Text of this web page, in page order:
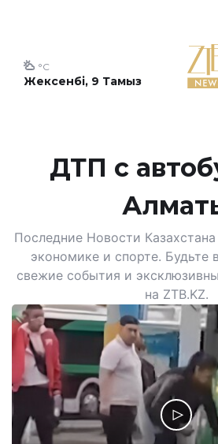
Жексенбі, 9 Тамыз
°C
ДТП с
Последние Новости
экономике и спорте. Будьте
свежие события и
на ZTB.KZ.